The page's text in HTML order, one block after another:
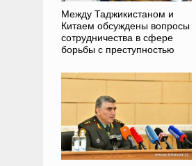
Между Таджикистаном и
Китаем обсуждены вопросы
сотрудничества в сфере
борьбы с преступностью